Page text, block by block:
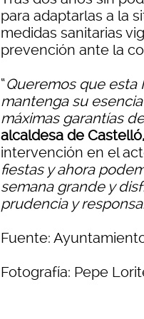
para adaptarlas a la
medidas sanitarias
prevención ante la
“Queremos que esta
mantenga su
máximas garantías
alcaldesa de
intervención en el
fiestas y ahora
semana grande y
prudencia y
Fuente:
Fotografía: Pepe